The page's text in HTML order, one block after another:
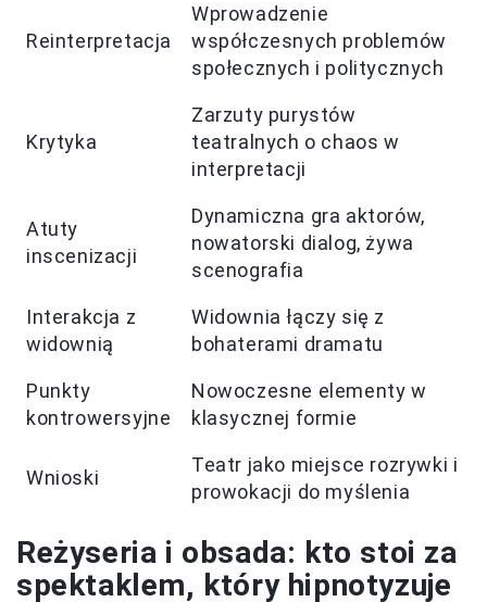
Reinterpretacja
Wprowadzenie
współczesnych problemów
społecznych i politycznych
Krytyka
Zarzuty purystów
teatralnych o chaos w
interpretacji
Atuty
inscenizacji
Dynamiczna gra aktorów,
nowatorski dialog, żywa
scenografia
Interakcja z
widownią
Widownia łączy się z
bohaterami dramatu
Punkty
kontrowersyjne
Nowoczesne elementy w
klasycznej formie
Wnioski
Teatr jako miejsce rozrywki i
prowokacji do myślenia
Reżyseria i obsada: kto stoi za
spektaklem, który hipnotyzuje